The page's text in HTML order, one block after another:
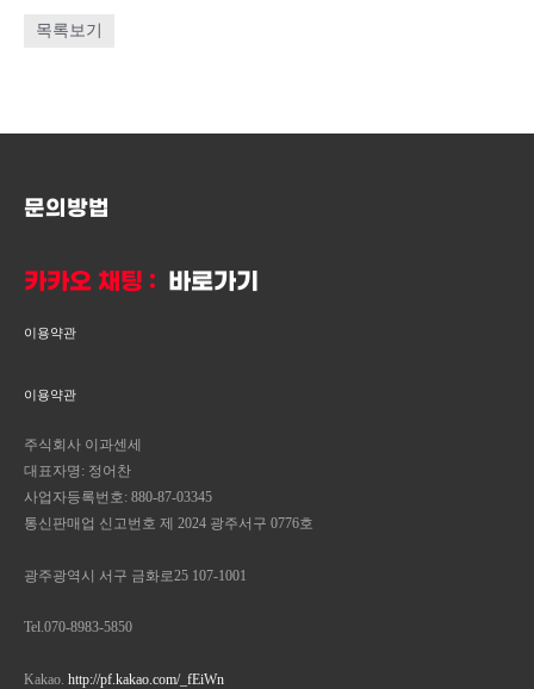
목록보기
문의방법
카카오 채팅 : 바로가기
이용약관
이용약관
주식회사 이과센세
대표자명: 정어찬
사업자등록번호: 880-87-03345
통신판매업 신고번호 제 2024 광주서구 0776호
광주광역시 서구 금화로25 107-1001
Tel.070-8983-5850
Kakao. http://pf.kakao.com/_fEiWn